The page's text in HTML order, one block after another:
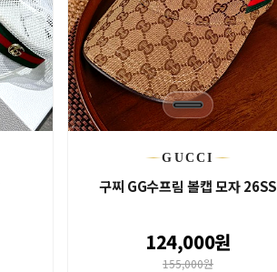
GUCCI
구찌 GG수프림 볼캡 모자 26SS
124,000원
155,000원